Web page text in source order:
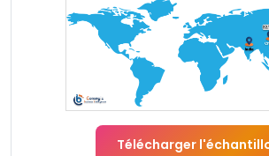
Télécharger